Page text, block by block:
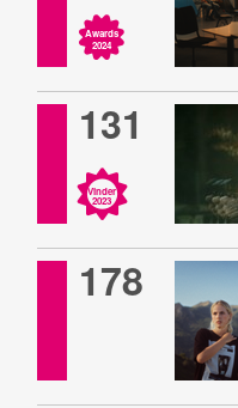
Awards
2024
131
Vinder
2023
178